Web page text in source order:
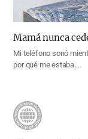
Mamá nunca
Mi teléfono sonó
por qué me estaba…